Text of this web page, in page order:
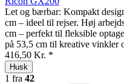
Let og bærbar: Kompakt
cm – ideel til rejser. Høj
cm – perfekt til fleksible
på 53,5 cm til kreative vinkler
416,50 Kr. *
Husk
1 fra 42